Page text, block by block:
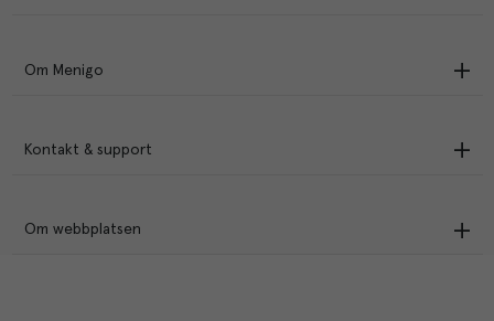
Om Menigo
Kontakt & support
Om webbplatsen